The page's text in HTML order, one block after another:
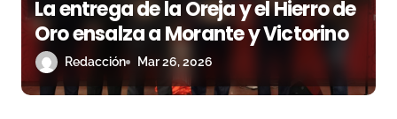
r
La entrega de la Oreja y el Hierro de
Oro ensalza a Morante y Victorino
Redacción Mar 26, 2026